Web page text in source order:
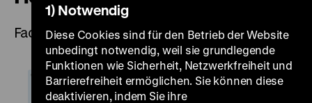
Fachtag
1) Notwendig
Diese Cookies sind für den Betrieb der Website
unbedingt notwendig, weil sie grundlegende
Funktionen wie Sicherheit, Netzwerkfreiheit und
Barrierefreiheit ermöglichen. Sie können diese
deaktivieren, indem Sie ihre